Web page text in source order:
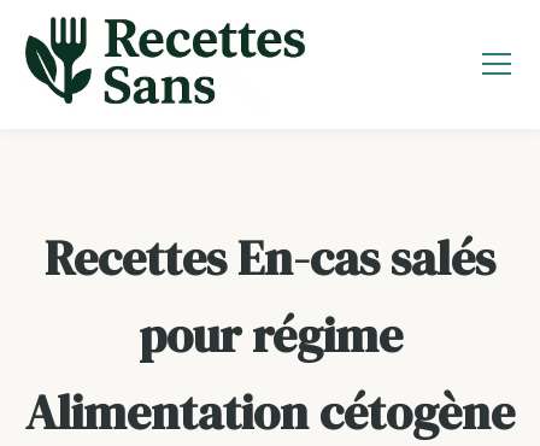
contenu
Recettes En-cas salés
pour régime
Alimentation cétogène